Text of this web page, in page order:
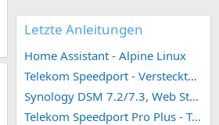
Letzte Anleitungen
Home Assistant - Alpine Linux
Telekom Speedport - Versteckte Konfigurationen
Synology DSM 7.2/7.3, Web Station 4, Webdienst und Webportal erstellen (ehemals vHost)
Telekom Speedport Pro Plus - Telefonie einrichten